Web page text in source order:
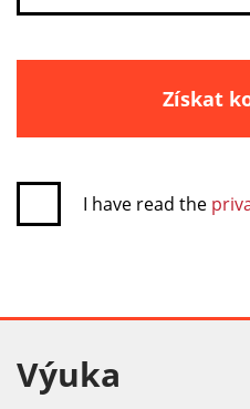
Získat
I have read the
Výuka